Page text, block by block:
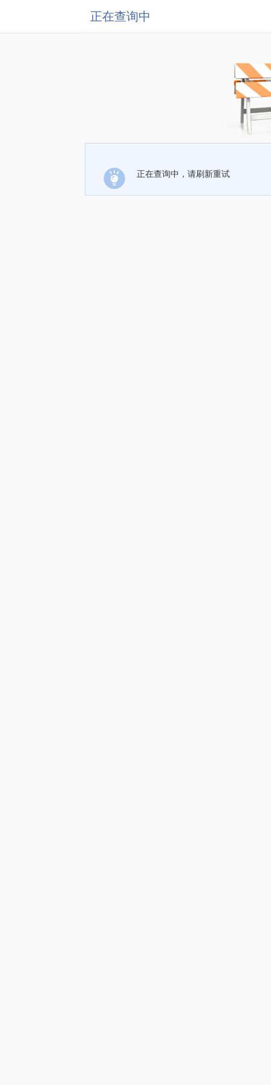
正在查询中
正在查询中，请刷新重试